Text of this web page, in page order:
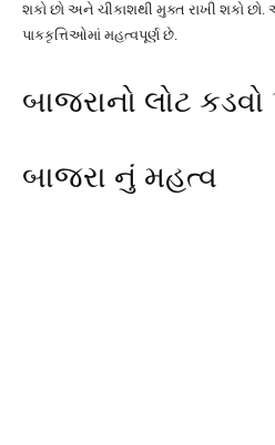
શકો છો અને ચીકાશથી મુક્ત રાખી શકો
પાકકૃત્તિઓમાં મહત્વપૂર્ણ છે.
બાજરાનો લોટ
બાજરા નું મહત્વ